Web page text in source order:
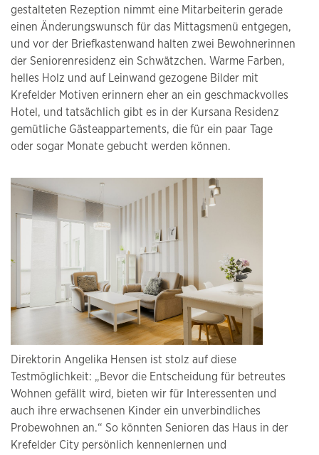
gestalteten Rezeption nimmt eine Mitarbeiterin gerade
einen Änderungswunsch für das Mittagsmenü entgegen,
und vor der Briefkastenwand halten zwei Bewohnerinnen
der Seniorenresidenz ein Schwätzchen. Warme Farben,
helles Holz und auf Leinwand gezogene Bilder mit
Krefelder Motiven erinnern eher an ein geschmackvolles
Hotel, und tatsächlich gibt es in der Kursana Residenz
gemütliche Gästeappartements, die für ein paar Tage
oder sogar Monate gebucht werden können.
Direktorin Angelika Hensen ist stolz auf diese
Testmöglichkeit: „Bevor die Entscheidung für betreutes
Wohnen gefällt wird, bieten wir für Interessenten und
auch ihre erwachsenen Kinder ein unverbindliches
Probewohnen an.“ So könnten Senioren das Haus in der
Krefelder City persönlich kennenlernen und